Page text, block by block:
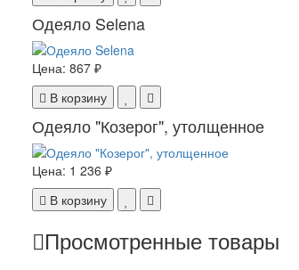
Одеяло Selena
Цена: 867 ₽
В корзину
Одеяло "Козерог", утолщенное
Цена: 1 236 ₽
В корзину
Просмотренные товары